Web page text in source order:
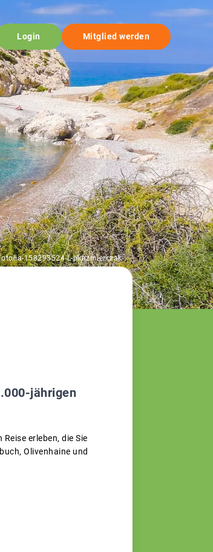
Login Mitglied werden
158293524-L-pkazmierczak
jährigen
erleben, die Sie
Olivenhaine und